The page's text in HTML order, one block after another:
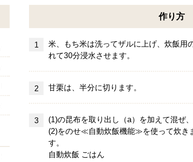
作り方
米、もち米は洗ってザルに上げ、炊飯用
れて30分浸水させます。
甘栗は、半分に切ります。
(1)の昆布を取り出し（a）を加えて混ぜ、
(2)をのせ≪自動炊飯機能≫を使って炊き
す。
自動炊飯 ごはん